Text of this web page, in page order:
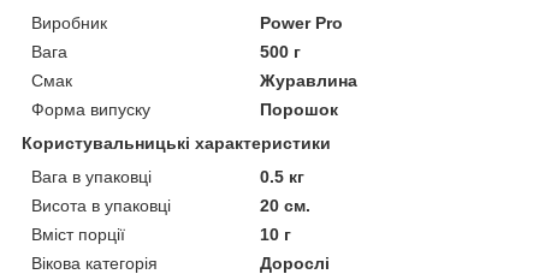
Виробник
Power Pro
Вага
500 г
Смак
Журавлина
Форма випуску
Порошок
Користувальницькі характеристики
Вага в упаковці
0.5 кг
Висота в упаковці
20 см.
Вміст порції
10 г
Вікова категорія
Дорослі